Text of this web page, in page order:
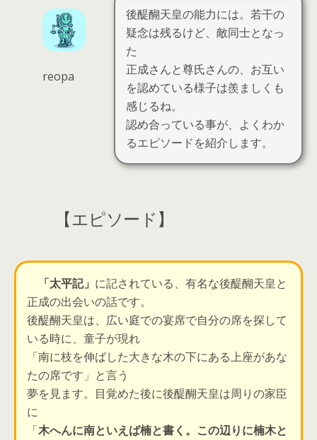
reopa
後醍醐天皇の能力には。若干の
疑念は残るけど、敵同士となっ
た
正成さんと尊氏さんの、お互い
を認めている様子は羨ましくも
感じるね。
認め合っている事が、よくわか
るエピソードを紹介します。
【エピソード】
「太平記」 に記されている、有名な後醍醐天皇と
正成の出会いの話です。
後醍醐天皇は、広い庭での宴席で自分の席を探して
いる時に、童子が現れ
「南に枝を伸ばした大きな木の下にある上座があな
たの席です」と言う
夢を見ます。目覚めた後に後醍醐天皇は周りの家臣
に
「木へんに南といえば楠と書く。この辺りに楠木と